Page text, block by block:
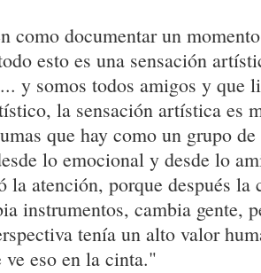
como documentar un
esto es una sensación
y somos todos amigos y que
la sensación artística es
que hay como un grupo
lo emocional y desde lo
la atención, porque después la
instrumentos, cambia gente,
tenía un alto valor
ve eso en la cinta."